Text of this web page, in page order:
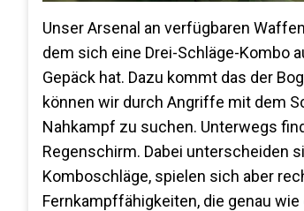
Unser Arsenal an verfügbaren
dem sich eine Drei-Schläge-Kombo
Gepäck hat. Dazu kommt das der
können wir durch Angriffe mit dem
Nahkampf zu suchen. Unterwegs
Regenschirm. Dabei unterscheiden
Komboschläge, spielen sich aber
Fernkampffähigkeiten, die genau